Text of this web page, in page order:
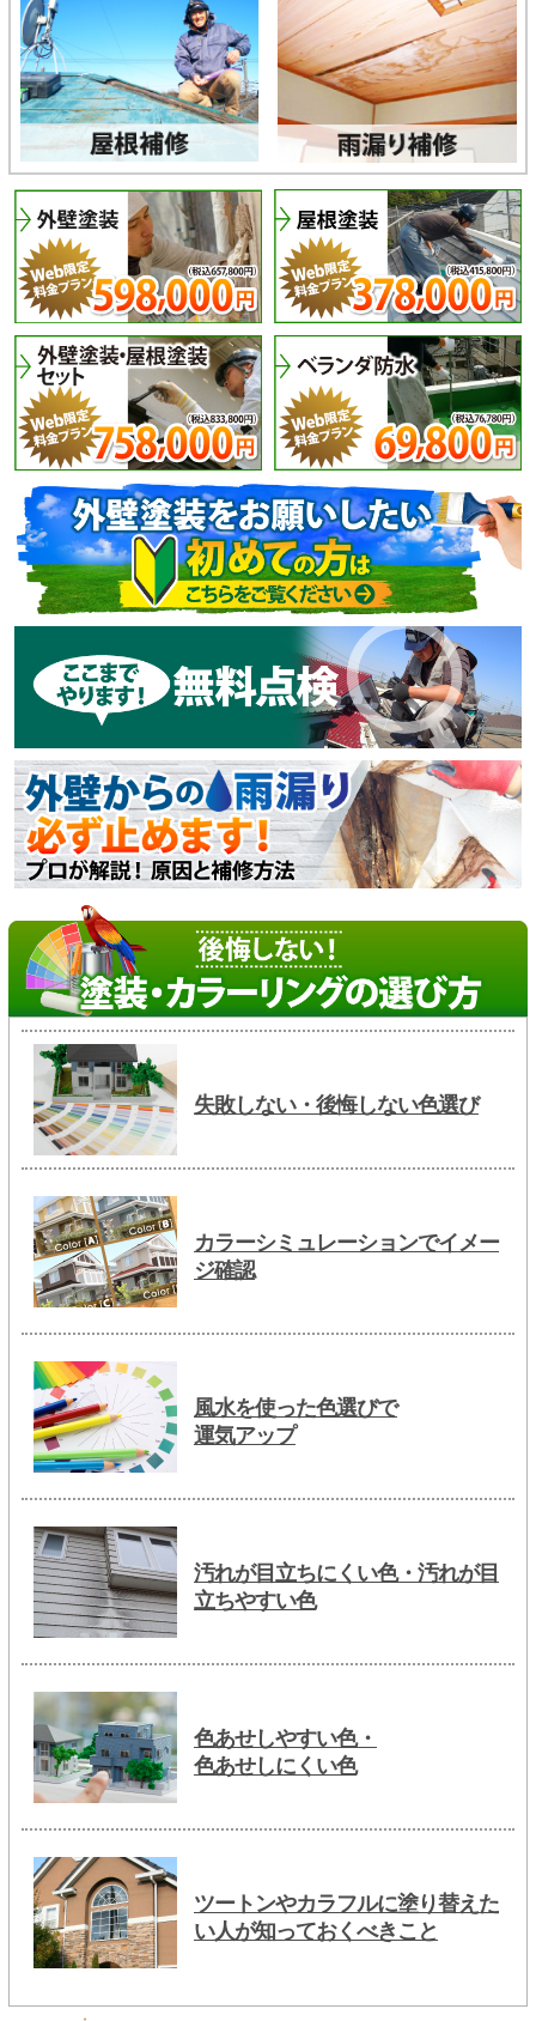
失敗しない・後悔しない色選び
カラーシミュレーションでイメー
ジ確認
風水を使った色選びで
運気アップ
汚れが目立ちにくい色・汚れが目
立ちやすい色
色あせしやすい色・
色あせしにくい色
ツートンやカラフルに塗り替えた
い人が知っておくべきこと